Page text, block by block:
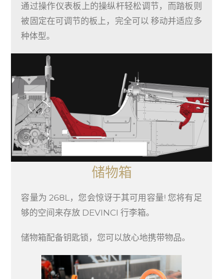
通过操作仪表板上的操纵杆轻松调节，而踏板则
被固定在可调节的板上，完全可以 移动并适应多
种体型。
储物箱
容量为 268L，您会惊讶于其可用容量! 您将有足
够的空间来存放 DEVINCI 行李箱。
储物箱配备钥匙锁，您可以放心地携带物品。